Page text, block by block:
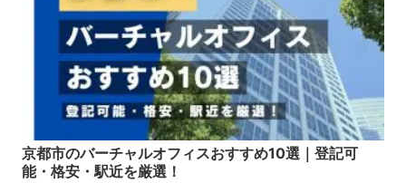
京都市のバーチャルオフィスおすすめ10選｜登記可
能・格安・駅近を厳選！